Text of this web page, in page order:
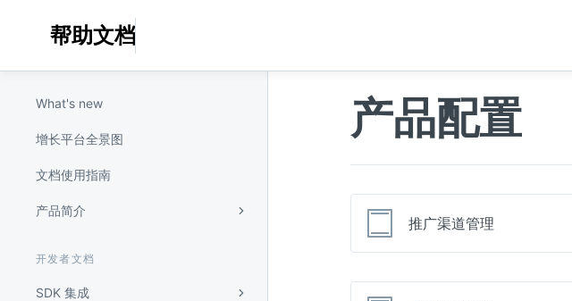
帮助文档
What's new
增长平台全景图
文档使用指南
产品简介
开发者文档
SDK 集成
产品配置
推广渠道管理